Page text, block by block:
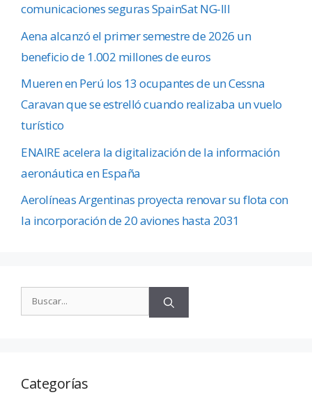
comunicaciones seguras SpainSat NG-III
Aena alcanzó el primer semestre de 2026 un
beneficio de 1.002 millones de euros
Mueren en Perú los 13 ocupantes de un Cessna
Caravan que se estrelló cuando realizaba un vuelo
turístico
ENAIRE acelera la digitalización de la información
aeronáutica en España
Aerolíneas Argentinas proyecta renovar su flota con
la incorporación de 20 aviones hasta 2031
Categorías